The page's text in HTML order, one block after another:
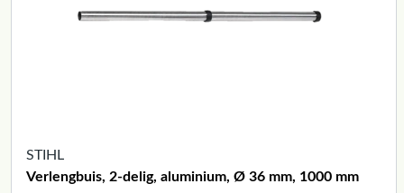
STIHL
Verlengbuis, 2-delig, aluminium, Ø 36 mm, 1000 mm